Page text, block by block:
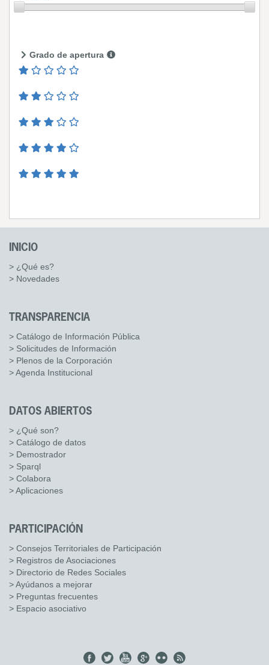
Grado de apertura
INICIO
> ¿Qué es?
> Novedades
TRANSPARENCIA
> Catálogo de Información Pública
> Solicitudes de Información
> Plenos de la Corporación
> Agenda Institucional
DATOS ABIERTOS
> ¿Qué son?
> Catálogo de datos
> Demostrador
> Sparql
> Colabora
> Aplicaciones
PARTICIPACIÓN
> Consejos Territoriales de Participación
> Registros de Asociaciones
> Directorio de Redes Sociales
> Ayúdanos a mejorar
> Preguntas frecuentes
> Espacio asociativo